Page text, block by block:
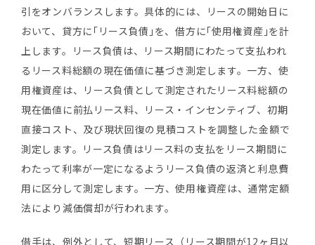
引をオンバランスします。具体的には、リースの開始日に
おいて、貸方に｢リース負債｣を、借方に｢使用権資産｣を計
上します。リース負債は、リース期間にわたって支払われ
るリース料総額の現在価値に基づき測定します。一方、使
用権資産は、リース負債として測定されたリース料総額の
現在価値に前払リース料、リース・インセンティブ、初期
直接コスト、及び現状回復の見積コストを調整した金額で
測定します。リース負債はリース料の支払をリース期間に
わたって利率が一定になるようリース負債の返済と利息費
用に区分して測定します。一方、使用権資産は、通常定額
法により減価償却が行われます。
借手は、例外として、短期リース（リース期間が12ヶ月以